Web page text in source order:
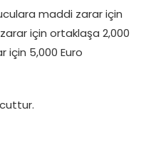
maddi zarar için
için ortaklaşa 2,000
için 5,000 Euro